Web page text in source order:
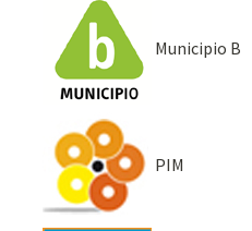
Municipio B
PIM